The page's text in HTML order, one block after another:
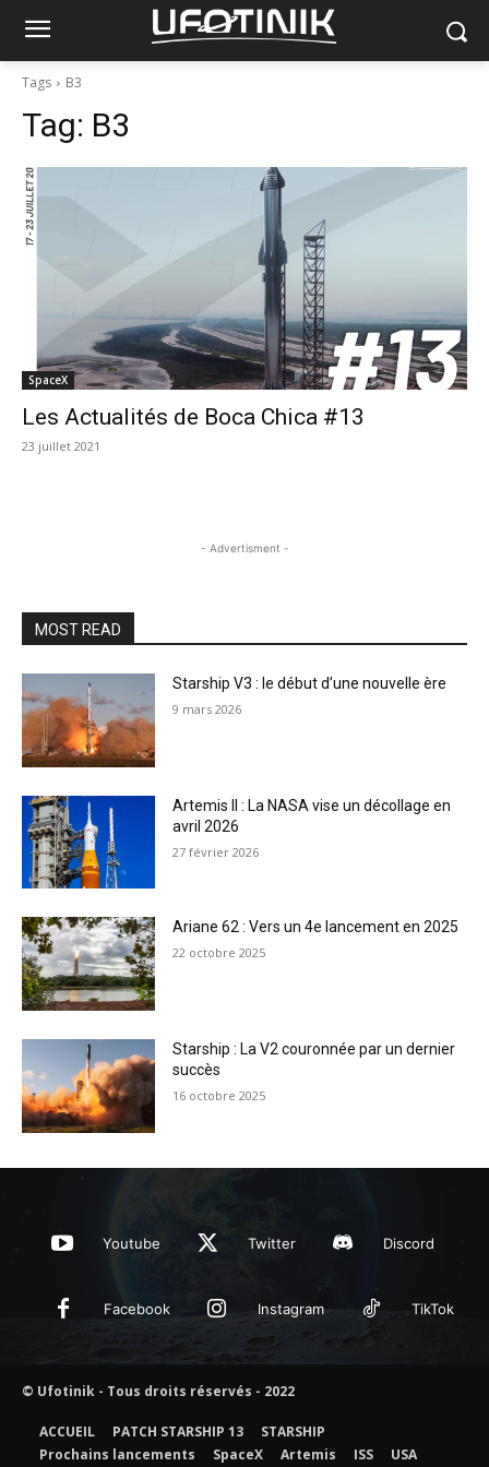
Tags B3
Tag: B3
SpaceX
Les Actualités de Boca Chica #13
23 juillet 2021
- Advertisment -
MOST READ
Starship V3 : le début d’une nouvelle ère
9 mars 2026
Artemis II : La NASA vise un décollage en
avril 2026
27 février 2026
Ariane 62 : Vers un 4e lancement en 2025
22 octobre 2025
Starship : La V2 couronnée par un dernier
succès
16 octobre 2025
Youtube Twitter Discord
Facebook Instagram TikTok
© Ufotinik - Tous droits réservés - 2022
ACCUEIL PATCH STARSHIP 13
STARSHIP
Prochains lancements
SpaceX Artemis ISS USA